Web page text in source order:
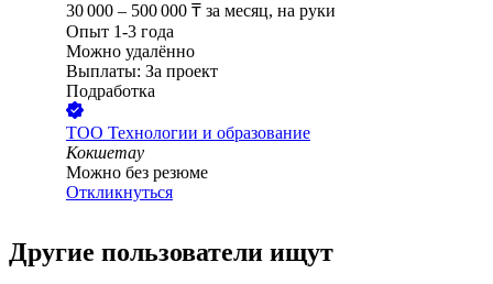
30 000 – 500 000 ₸ за месяц, на руки
Опыт 1-3 года
Можно удалённо
Выплаты: За проект
Подработка
ТОО Технологии и образование
Кокшетау
Можно без резюме
Откликнуться
Другие пользователи ищут